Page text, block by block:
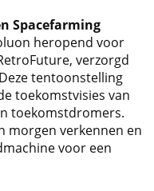
Spacefarming
heropend voor
verzorgd
tentoonstelling
toekomstvisies van
toekomstdromers.
morgen verkennen en
voor een